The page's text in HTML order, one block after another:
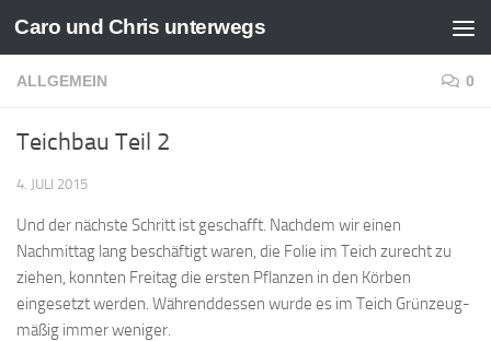
Zum Inhalt springen
Caro und Chris unterwegs
ALLGEMEIN 0
Teichbau Teil 2
4. JULI 2015
Und der nächste Schritt ist geschafft. Nachdem wir einen
Nachmittag lang beschäftigt waren, die Folie im Teich zurecht zu
ziehen, konnten Freitag die ersten Pflanzen in den Körben
eingesetzt werden. Währenddessen wurde es im Teich Grünzeug-
mäßig immer weniger.